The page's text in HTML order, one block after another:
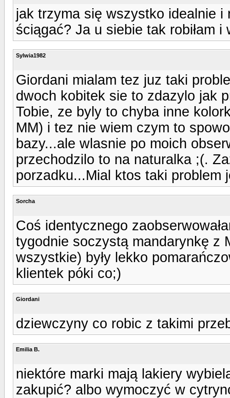
jak trzyma się wszystko idealnie i
ściągać? Ja u siebie tak robiłam i
Sylwia1982
Giordani mialam tez juz taki
dwoch kobitek sie to zdazylo jak
Tobie, ze byly to chyba inne
MM) i tez nie wiem czym to
bazy...ale wlasnie po moich
przechodzilo to na naturalka ;(.
porzadku...Mial ktos taki problem
Sorcha
Coś identycznego
tygodnie soczystą mandarynkę z
wszystkie) były lekko
klientek póki co;)
Giordani
dziewczyny co robic z takimi
Emilia B.
niektóre marki mają lakiery
zakupić? albo wymoczyć w